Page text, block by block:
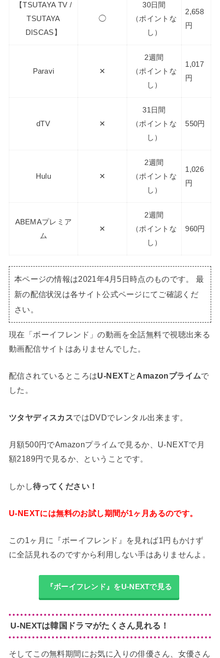
【TSUTAYA TV /
TSUTAYA
DISCAS】
◯
30日間
（ポイントな
し）
2,658
円
Paravi ✕
2週間
（ポイントな
し）
1,017
円
dTV ✕
31日間
（ポイントな
し）
550円
Hulu ✕
2週間
（ポイントな
し）
1,026
円
ABEMAプレミア
ム
✕
2週間
（ポイントな
し）
960円
本ページの情報は2021年4月5日時点のものです。 最
新の配信状況は各サイト公式ページにてご確認くだ
さい。
現在「ボーイフレンド」の動画を全話無料で視聴出来る
動画配信サイトはありませんでした。
配信されているところはU-NEXTと Amazonプライムで
した。
ツタヤディスカスではDVDでレンタル出来ます。
月額500円でAmazonプライムで見るか、U-NEXTで月
額2189円で見るか、ということです。
しかし待ってください！
U-NEXTには無料のお試し期間が1ヶ月あるのです。
この1ヶ月に『ボーイフレンド』を見れば1円もかけず
に全話見れるのですから利用しない手はありませんよ。
『ボーイフレンド』をU-NEXTで見る
U-NEXTは韓国ドラマがたくさん見れる！
そしてこの無料期間にお気に入りの俳優さん、女優さん